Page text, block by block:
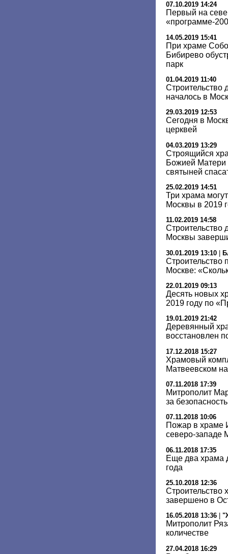
07.10.2019 14:24
Первый на
«программе-
14.05.2019 15:41
При храме
Бибирево
парк
01.04.2019 11:40
Строительство
началось в
29.03.2019 12:53
Сегодня в
церквей
04.03.2019 13:29
Строящийся
Божией Матери
святыней
25.02.2019 14:51
Три храма
Москвы в 2019
11.02.2019 14:58
Строительство
Москвы
30.01.2019 13:10 |
Строительство
Москве:
22.01.2019 09:13
Десять новых
2019 году по
19.01.2019 21:42
Деревянный
восстановлен
17.12.2018 15:27
Храмовый
Матвеевском
07.11.2018 17:39
Митрополит
за
07.11.2018 10:06
Пожар в храме
северо-западе
06.11.2018 17:35
Еще два храма
года
25.10.2018 12:36
Строительство
завершено в
16.05.2018 13:36
Митрополит
количестве
27.04.2018 16:29